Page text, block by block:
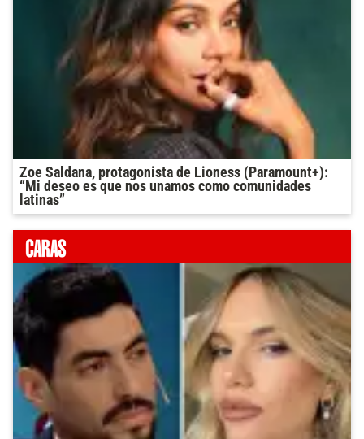
Zoe Saldana, protagonista de Lioness (Paramount+):
“Mi deseo es que nos unamos como comunidades
latinas”